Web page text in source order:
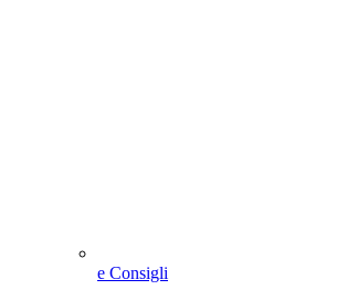
e Consigli